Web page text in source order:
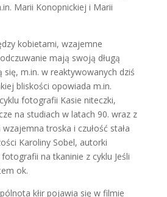
Marii Konopnickiej i Marii
kobietami, wzajemne
mają swoją długą
m.in. w reaktywowanych dziś
bliskości opowiada m.in.
fotografii Kasie niteczki,
na studiach w latach 90. wraz z
troska i czułość stała
Karoliny Sobel, autorki
na tkaninie z cyklu Jeśli
ok.
kłir pojawia się w filmie